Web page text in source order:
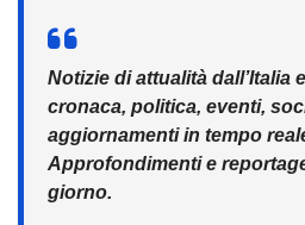
Notizie di attualità dall’Italia
cronaca, politica, eventi,
aggiornamenti in tempo
Approfondimenti e
giorno.